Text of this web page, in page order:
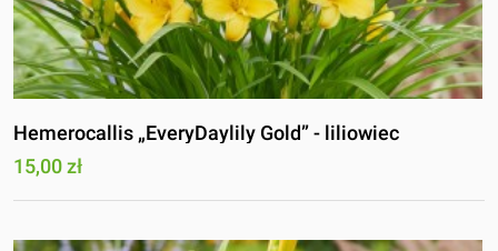
Hemerocallis „EveryDaylily Gold” - liliowiec
15,00 zł